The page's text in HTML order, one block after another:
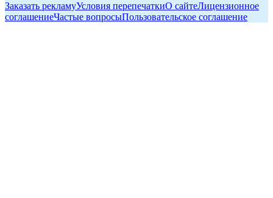
Заказать рекламуУсловия перепечаткиО сайтеЛицензионное
соглашениеЧастые вопросыПользовательское соглашение